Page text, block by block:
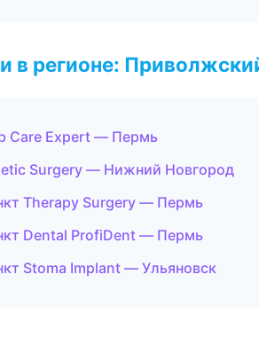
в регионе:
Care Expert — Пермь
Surgery — Нижний Новгород
Therapy Surgery — Пермь
Dental ProfiDent — Пермь
Stoma Implant — Ульяновск